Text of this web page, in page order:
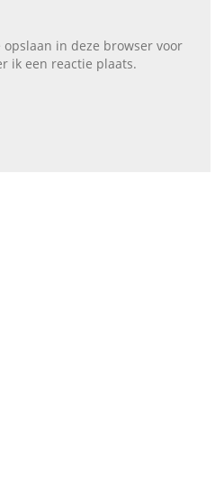
in deze browser voor
ik een reactie plaats.